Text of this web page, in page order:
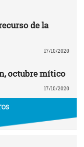
de la
17/10/2020
octubre mítico
17/10/2020